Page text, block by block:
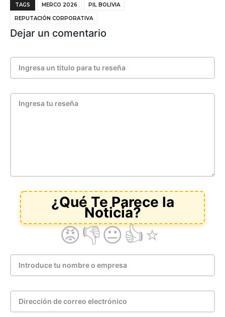
TAGS MERCO 2026 PIL BOLIVIA
REPUTACIÓN CORPORATIVA
Dejar un comentario